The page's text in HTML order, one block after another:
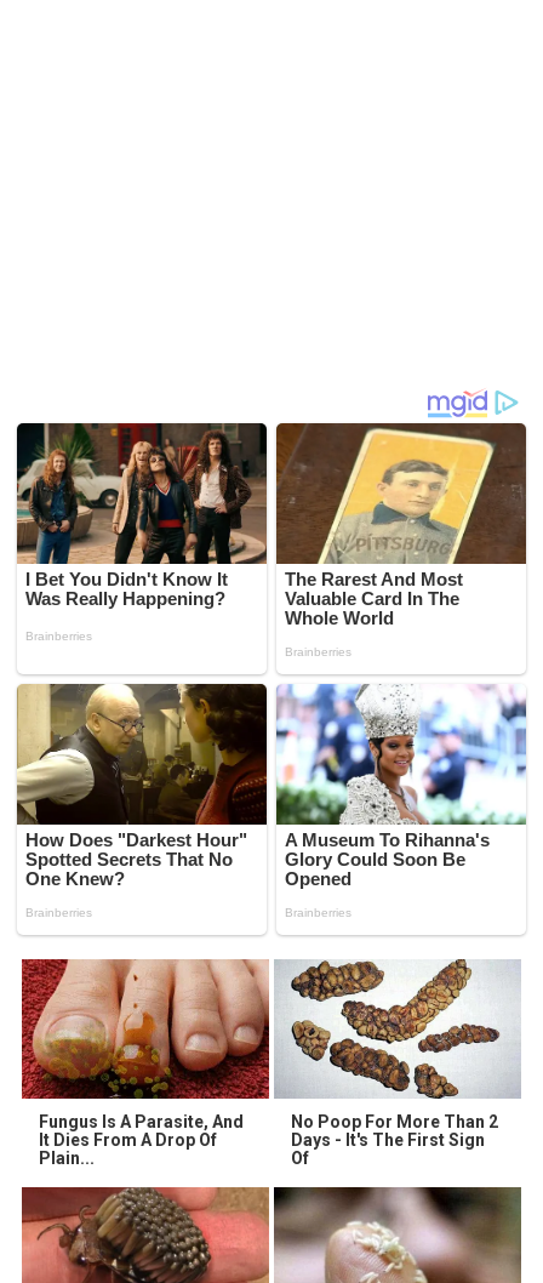
Fungus Is A Parasite, And
It Dies From A Drop Of
Plain...
No Poop For More Than 2
Days - It's The First Sign
Of